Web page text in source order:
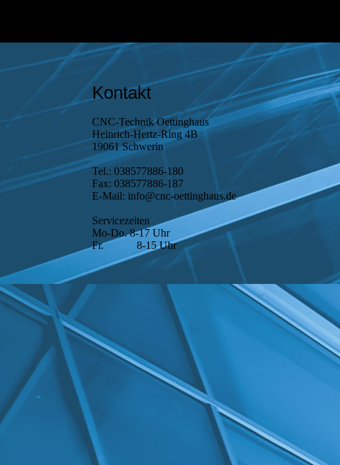
Kontakt
CNC-Technik Oettinghaus
Heinrich-Hertz-Ring 4B
19061 Schwerin
Tel.: 038577886-180
Fax: 038577886-187
E-Mail: info@cnc-oettinghaus.de
Servicezeiten
Mo-Do. 8-17 Uhr
Fr. 8-15 Uhr